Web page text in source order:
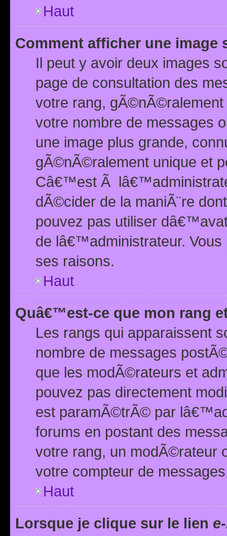
Haut
Comment afficher une image
Il peut y avoir deux images
page de consultation des
votre rang,
votre nombre de messages
une image plus grande,
gÃ©nÃ©ralement unique et
Câ€™est Ã
dÃ©cider de la maniÃ¨re
pouvez pas utiliser
de lâ€™administrateur.
ses raisons.
Haut
Quâ€™est-ce que mon rang
Les rangs qui apparaissent
nombre de messages
que les modÃ©rateurs et
pouvez pas directement
est paramÃ©trÃ© par
forums en postant des
votre rang, un modÃ©rateur
votre compteur de
Haut
Lorsque je clique sur le lien